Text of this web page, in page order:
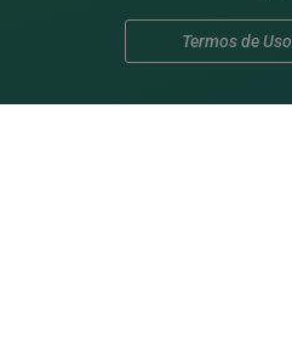
Termos de Uso